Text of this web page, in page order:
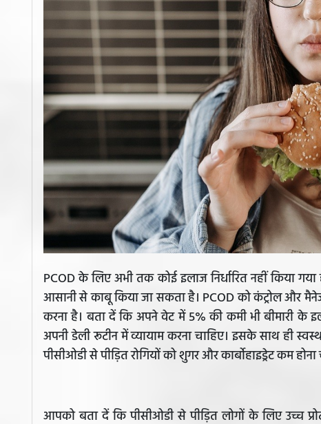
PCOD के लिए अभी तक कोई इलाज निर्धारित नहीं किया
आसानी से काबू किया जा सकता है। PCOD को कंट्रोल और
करना है। बता दें कि अपने वेट में 5% की कमी भी बीमारी
अपनी डेली रूटीन में व्यायाम करना चाहिए। इसके साथ ही
पीसीओडी से पीड़ित रोगियों को शुगर और कार्बोहाइड्रेट कम होना
आपको बता दें कि पीसीओडी से पीड़ित लोगों के लिए उच्च